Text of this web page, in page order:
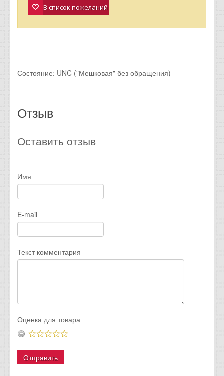
В список пожеланий
Состояние: UNC ("Мешковая" без обращения)
Отзыв
Оставить отзыв
Имя
E-mail
Текст комментария
Оценка для товара